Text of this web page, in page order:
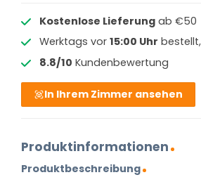
Kostenlose Lieferungab €50
Werktags vor 15:00 Uhr bestellt,
8.8/10 Kundenbewertung
In Ihrem Zimmer ansehen
Produktinformationen
Produktbeschreibung